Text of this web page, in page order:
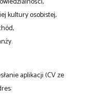
kultury osobistej,
aplikacji (CV ze